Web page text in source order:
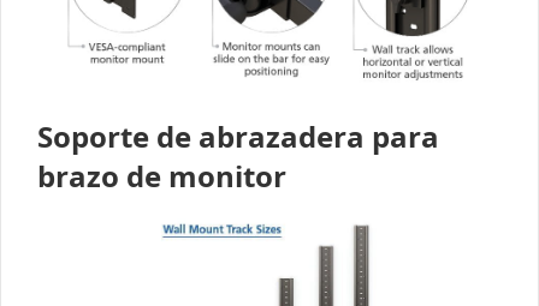
Soporte de abrazadera para
brazo de monitor